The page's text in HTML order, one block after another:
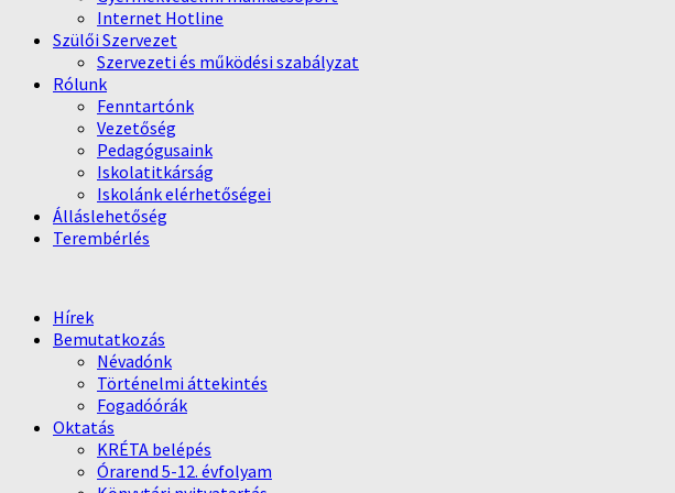
Internet Hotline
Szülői Szervezet
Szervezeti és működési szabályzat
Rólunk
Fenntartónk
Vezetőség
Pedagógusaink
Iskolatitkárság
Iskolánk elérhetőségei
Álláslehetőség
Terembérlés
Hírek
Bemutatkozás
Névadónk
Történelmi áttekintés
Fogadóórák
Oktatás
KRÉTA belépés
Órarend 5-12. évfolyam